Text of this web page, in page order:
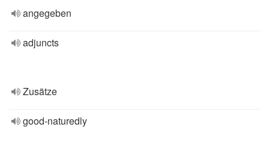
angegeben
adjuncts
Zusätze
good-naturedly